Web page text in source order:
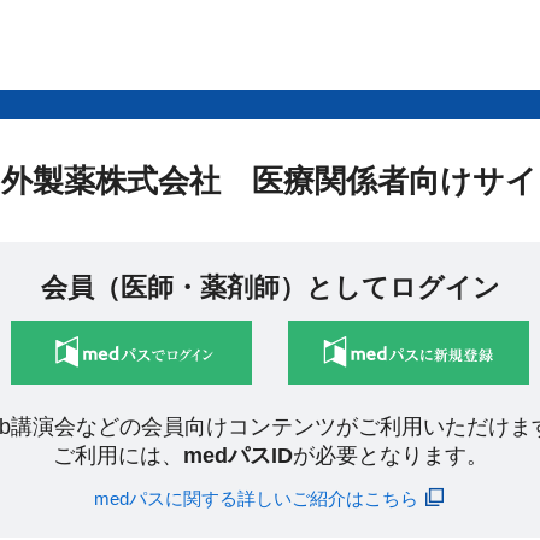
製薬株式会社 医療関係者向けサ
会員（医師・薬剤師）としてログイン
講演会などの会員向けコンテンツがご利用いただけま
ご利用には、 medパスIDが必要となります。
medパスに関する詳しいご紹介はこちら